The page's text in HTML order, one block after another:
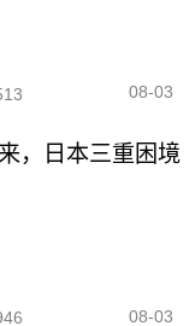
08-03
，日本三重困境
08-03